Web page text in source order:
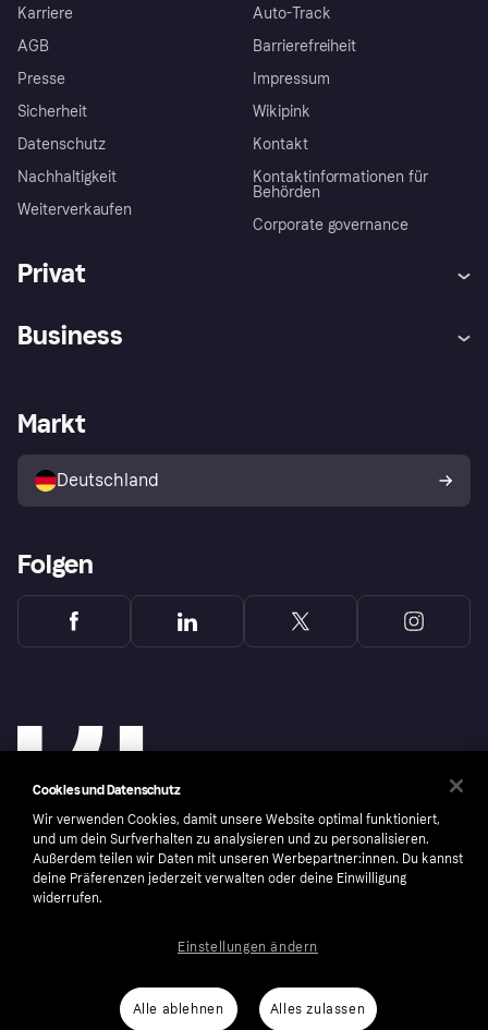
Karriere
AGB
Presse
Sicherheit
Datenschutz
Nachhaltigkeit
Weiterverkaufen
Auto-Track
Barrierefreiheit
Impressum
Wikipink
Kontakt
Kontaktinformationen für
Behörden
Corporate governance
Privat
Klarna App
Shops entdecken
Käuferschutzrichtlinie
Dein Widerrufsrecht
Business
Händlerportal
Markt
Deutschland
Folgen
Copyright © 2005-2026 Klarna Bank AB (publ). Headquarters: Stockholm, Sweden. All
Cookies und Datenschutz
Wir verwenden Cookies, damit unsere Website optimal funktioniert,
und um dein Surfverhalten zu analysieren und zu personalisieren.
Außerdem teilen wir Daten mit unseren Werbepartner:innen. Du kannst
deine Präferenzen jederzeit verwalten oder deine Einwilligung
widerrufen.
Alle ablehnen Alles zulassen
Einstellungen ändern